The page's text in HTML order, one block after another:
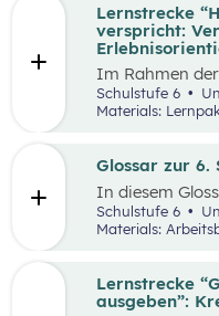
Lernstrecke
verspricht:
Im Rahmen
“Halten, was
gestalten”,
Schulstufe 6
Materials:
Glossar zur 6.
In diesem
den
sowie
Zusätzlich gibt
Schulstufe 6
Materials:
Lernstrecke
ausgeben”: